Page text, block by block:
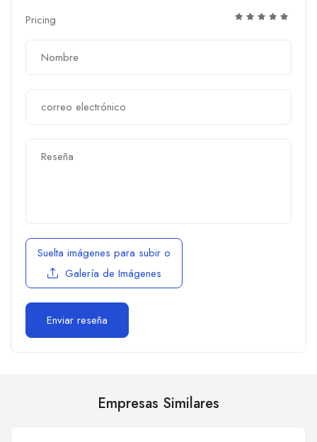
Pricing
Suelta imágenes para subir o
Galería de Imágenes
Empresas Similares